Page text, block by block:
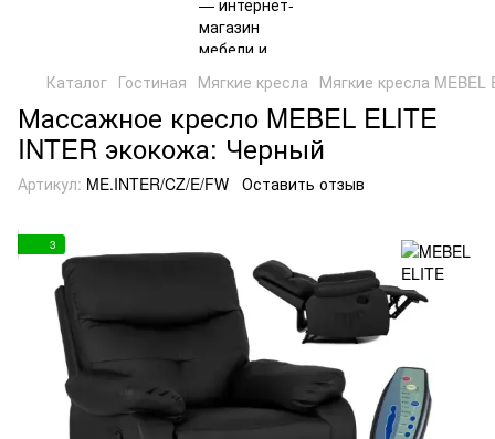
Каталог Гостиная Мягкие кресла Мягкие кресла MEBEL
Массажное кресло MEBEL ELITE
INTER экокожа: Черный
Артикул: ME.INTER/CZ/E/FW Оставить отзыв
3